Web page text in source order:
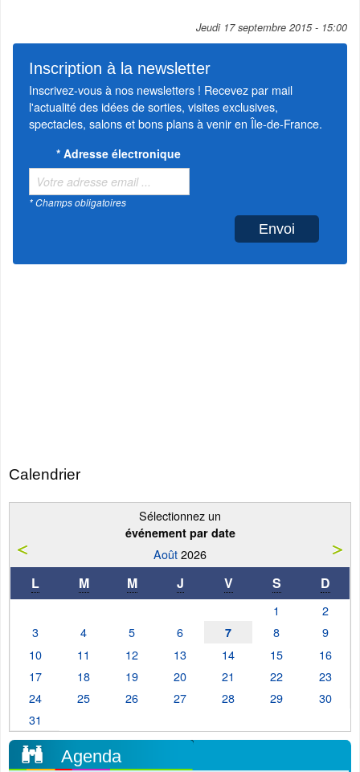
Jeudi 17 septembre 2015 - 15:00
Inscription à la newsletter
Inscrivez-vous à nos newsletters ! Recevez par mail
l'actualité des idées de sorties, visites exclusives,
spectacles, salons et bons plans à venir en Île-de-France.
* Adresse électronique
* Champs obligatoires
Calendrier
Sélectionnez un
événement par date
Août2026
L M M J V S D
1
2
3
4 5 6 7 8
9
10
11 12 13 14 15
16
17
18 19 20 21 22
23
24
25 26 27 28 29
30
31
Agenda